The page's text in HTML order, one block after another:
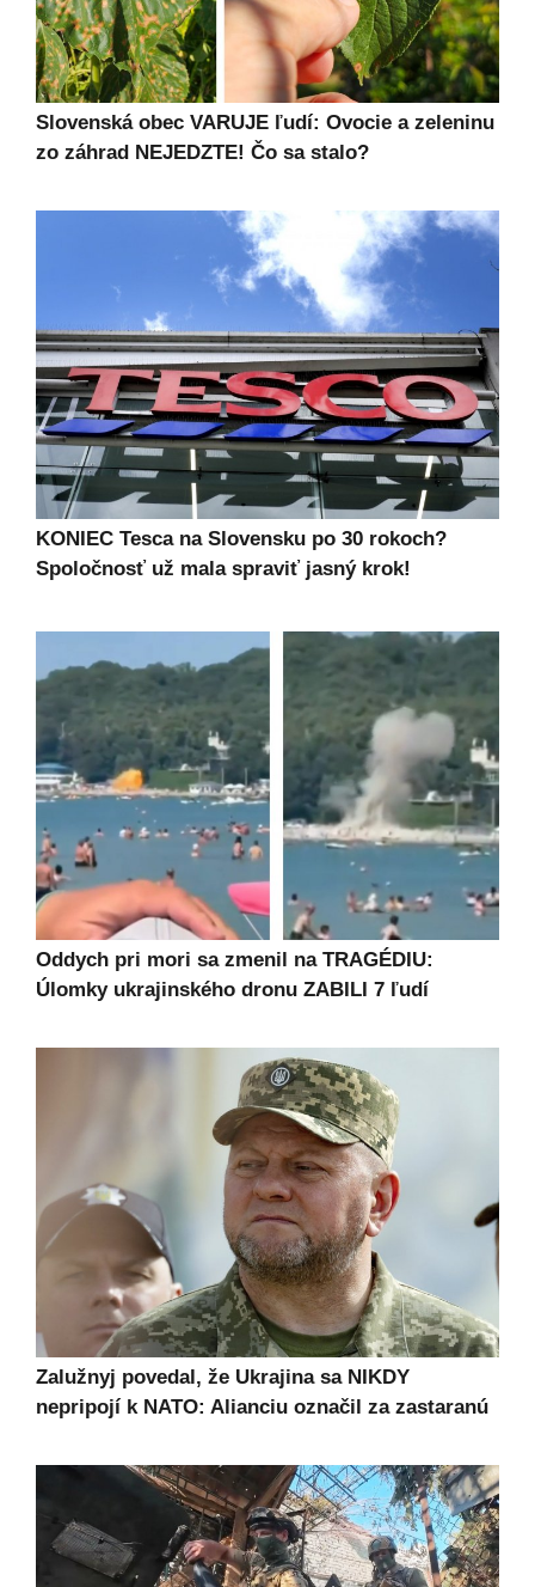
Slovenská obec VARUJE ľudí: Ovocie a zeleninu
zo záhrad NEJEDZTE! Čo sa stalo?
KONIEC Tesca na Slovensku po 30 rokoch?
Spoločnosť už mala spraviť jasný krok!
Oddych pri mori sa zmenil na TRAGÉDIU:
Úlomky ukrajinského dronu ZABILI 7 ľudí
Zalužnyj povedal, že Ukrajina sa NIKDY
nepripojí k NATO: Alianciu označil za zastaranú